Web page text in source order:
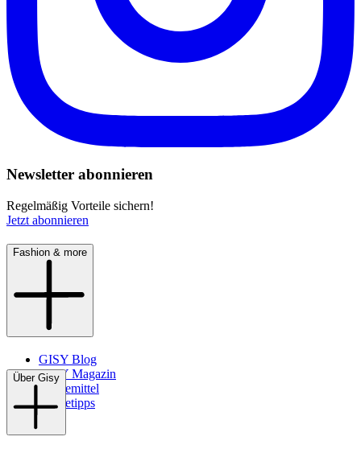
Newsletter abonnieren
Regelmäßig Vorteile sichern!
Jetzt abonnieren
Fashion & more
GISY Blog
GISY Magazin
Pflegemittel
Pflegetipps
Über Gisy